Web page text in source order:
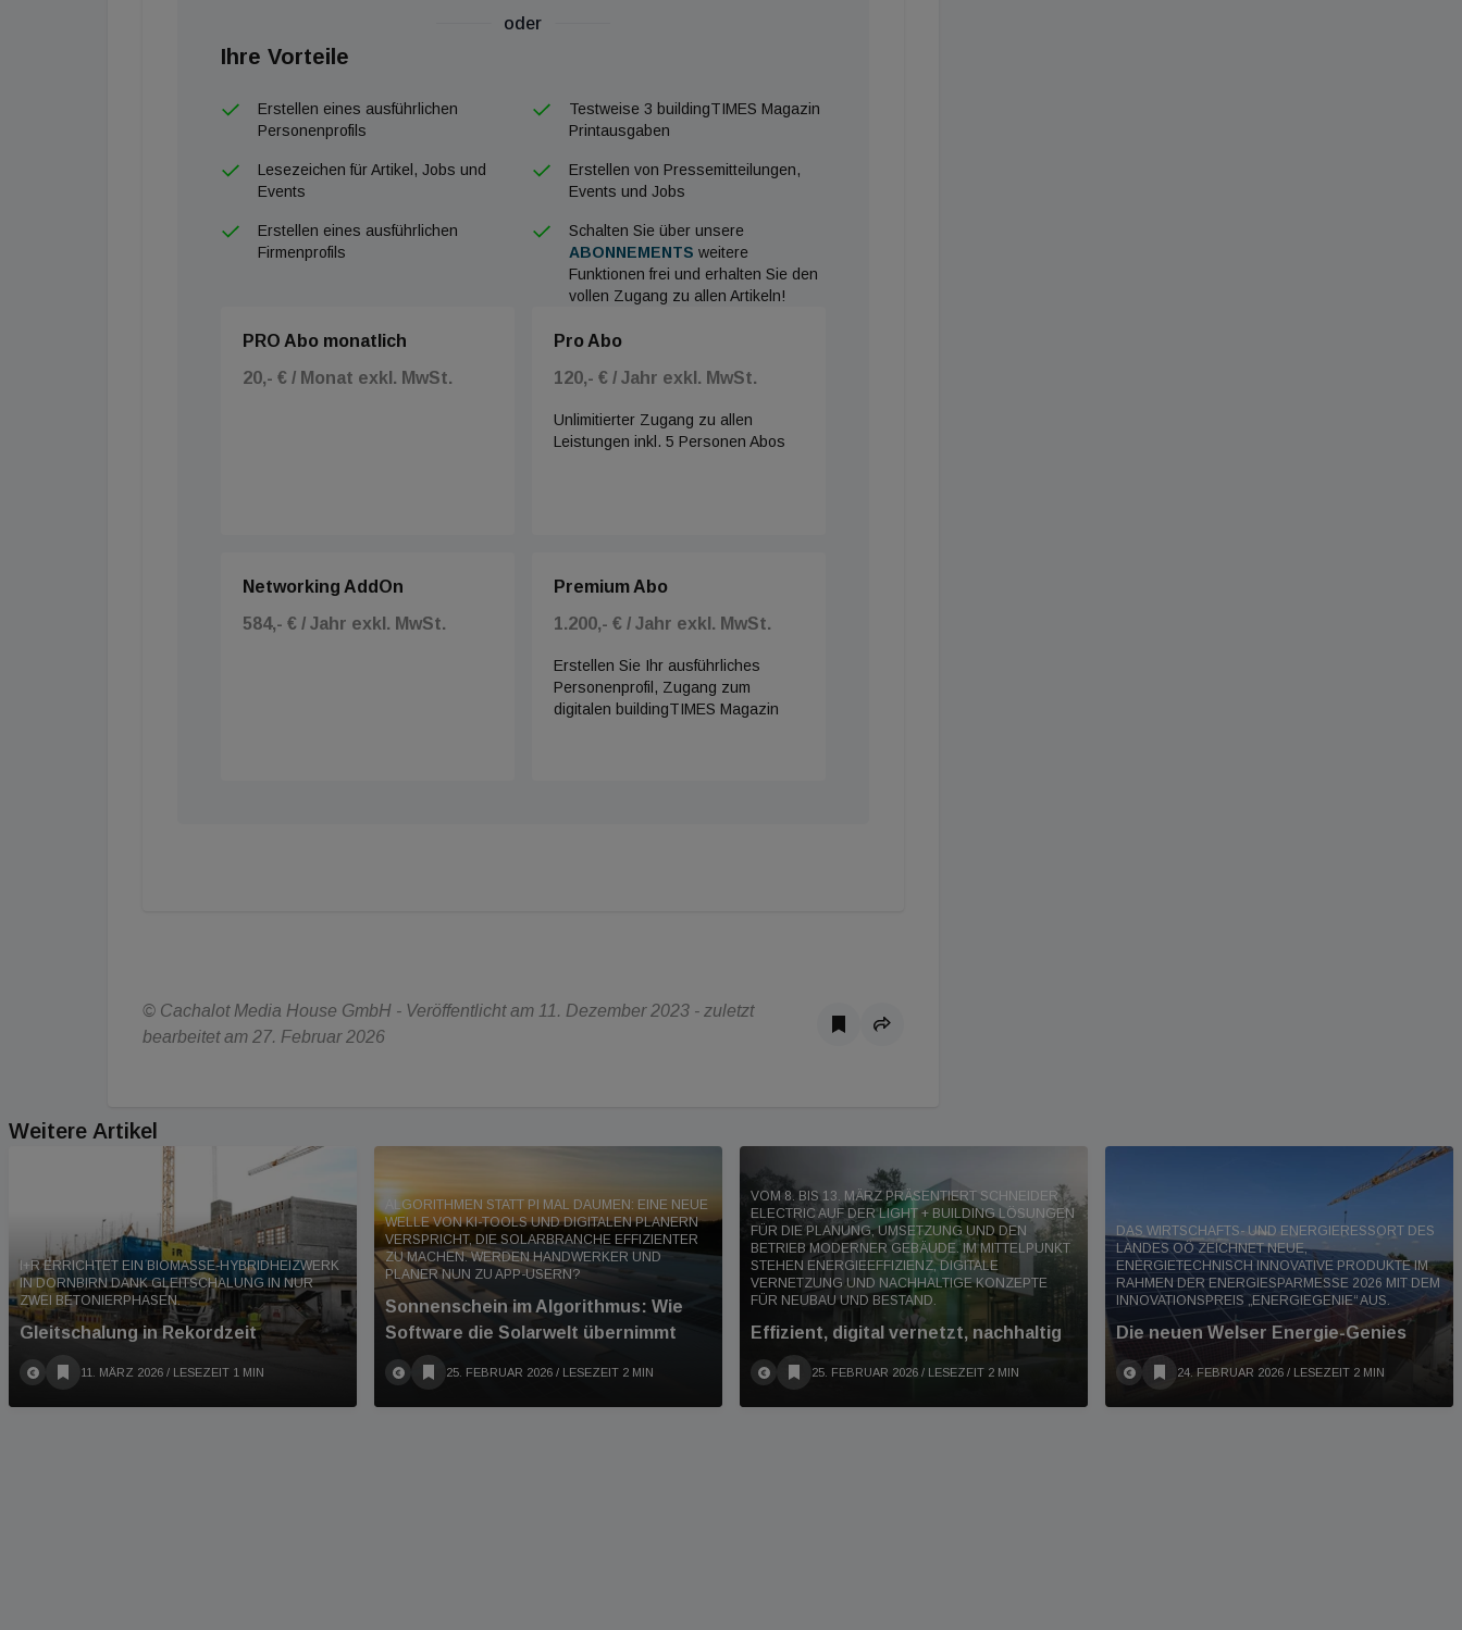
oder
Ihre Vorteile
Erstellen eines ausführlichen
Personenprofils
Testweise 3 buildingTIMES Magazin
Printausgaben
Lesezeichen für Artikel, Jobs und
Events
Erstellen von Pressemitteilungen,
Events und Jobs
Erstellen eines ausführlichen
Firmenprofils
Schalten Sie über unsere
ABONNEMENTS weitere
Funktionen frei und erhalten Sie den
vollen Zugang zu allen Artikeln!
PRO Abo monatlich
20,- € / Monat exkl. MwSt.
Pro Abo
120,- € / Jahr exkl. MwSt.
Unlimitierter Zugang zu allen
Leistungen inkl. 5 Personen Abos
Networking AddOn
584,- € / Jahr exkl. MwSt.
Premium Abo
1.200,- € / Jahr exkl. MwSt.
Erstellen Sie Ihr ausführliches
Personenprofil, Zugang zum
digitalen buildingTIMES Magazin
© Cachalot Media House GmbH - Veröffentlicht am 11. Dezember 2023 - zuletzt
bearbeitet am 27. Februar 2026
Weitere Artikel
I+R ERRICHTET EIN BIOMASSE-HYBRIDHEIZWERK
IN DORNBIRN DANK GLEITSCHALUNG IN NUR
ZWEI BETONIERPHASEN.
Gleitschalung in Rekordzeit
11. MÄRZ 2026 / LESEZEIT 1 MIN
ALGORITHMEN STATT PI MAL DAUMEN: EINE NEUE
WELLE VON KI-TOOLS UND DIGITALEN PLANERN
VERSPRICHT, DIE SOLARBRANCHE EFFIZIENTER
ZU MACHEN. WERDEN HANDWERKER UND
PLANER NUN ZU APP-USERN?
Sonnenschein im Algorithmus: Wie
Software die Solarwelt übernimmt
25. FEBRUAR 2026 / LESEZEIT 2 MIN
VOM 8. BIS 13. MÄRZ PRÄSENTIERT SCHNEIDER
ELECTRIC AUF DER LIGHT + BUILDING LÖSUNGEN
FÜR DIE PLANUNG, UMSETZUNG UND DEN
BETRIEB MODERNER GEBÄUDE. IM MITTELPUNKT
STEHEN ENERGIEEFFIZIENZ, DIGITALE
VERNETZUNG UND NACHHALTIGE KONZEPTE
FÜR NEUBAU UND BESTAND.
Effizient, digital vernetzt, nachhaltig
25. FEBRUAR 2026 / LESEZEIT 2 MIN
DAS WIRTSCHAFTS- UND ENERGIERESSORT DES
LANDES OÖ ZEICHNET NEUE,
ENERGIETECHNISCH INNOVATIVE PRODUKTE IM
RAHMEN DER ENERGIESPARMESSE 2026 MIT DEM
INNOVATIONSPREIS „ENERGIEGENIE“ AUS.
Die neuen Welser Energie-Genies
24. FEBRUAR 2026 / LESEZEIT 2 MIN